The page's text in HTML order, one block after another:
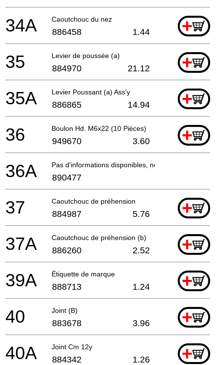
Caoutchouc du nez +
34A 886458 1.44
Levier de poussée (a) +
35 884970 21.12
Levier Poussant (a) Ass'y +
35A 886865 14.94
Boulon Hd. M6x22 (10 Pièces) +
36 949670 3.60
Pas d'informations disponibles, non commandable
36A 890477
Caoutchouc de préhension +
37 884987 5.76
Caoutchouc de préhension (b) +
37A 886260 2.52
Étiquette de marque +
39A 888713 1.24
Joint (B) +
40 883678 3.96
Joint Cm 12y +
40A 884342 1.26